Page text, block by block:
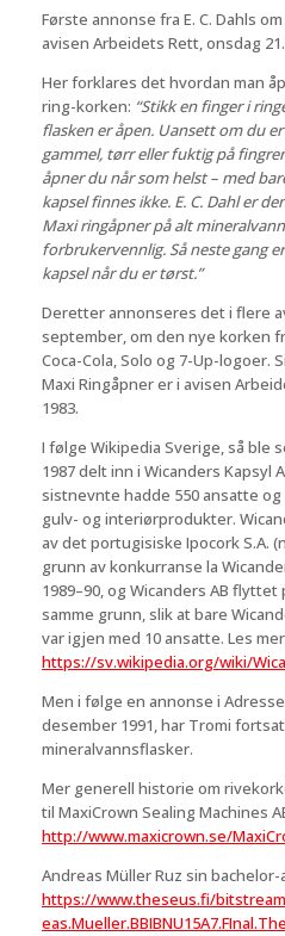
Første annonse fra E. C. Dahls
avisen Arbeidets Rett, onsdag
Her forklares det hvordan man
ring-korken: “Stikk en finger i
flasken er åpen. Uansett om du
gammel, tørr eller fuktig på
åpner du når som helst – med
kapsel finnes ikke. E. C. Dahl er
Maxi ringåpner på alt
forbrukervennlig. Så neste gang
kapsel når du er tørst.”
Deretter annonseres det i flere
september, om den nye korken
Coca-Cola, Solo og 7-Up-logoer.
Maxi Ringåpner er i avisen
1983.
I følge Wikipedia Sverige, så ble
1987 delt inn i Wicanders Kapsyl
sistnevnte hadde 550 ansatte
gulv- og interiørprodukter.
av det portugisiske Ipocork S.A.
grunn av konkurranse la
1989–90, og Wicanders AB
samme grunn, slik at bare
var igjen med 10 ansatte. Les
https://sv.wikipedia.org/wiki/
Men i følge en annonse i
desember 1991, har Tromi
mineralvannsflasker.
Mer generell historie om
til MaxiCrown Sealing Machines
http://www.maxicrown.se/
Andreas Müller Ruz sin
https://www.theseus.fi/